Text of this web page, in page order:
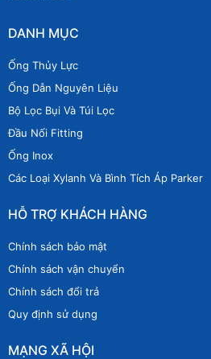
DANH MỤC
Ống Thủy Lực
Ống Dẫn Nguyên Liệu
Bộ Lọc Bụi Và Túi Lọc
Đầu Nối Fitting
Ống Inox
Các Loại Xylanh Và Bình Tích Áp Parker
HỖ TRỢ KHÁCH HÀNG
Chính sách bảo mật
Chính sách vận chuyển
Chính sách đổi trả
Quy định sử dụng
MẠNG XÃ HỘI